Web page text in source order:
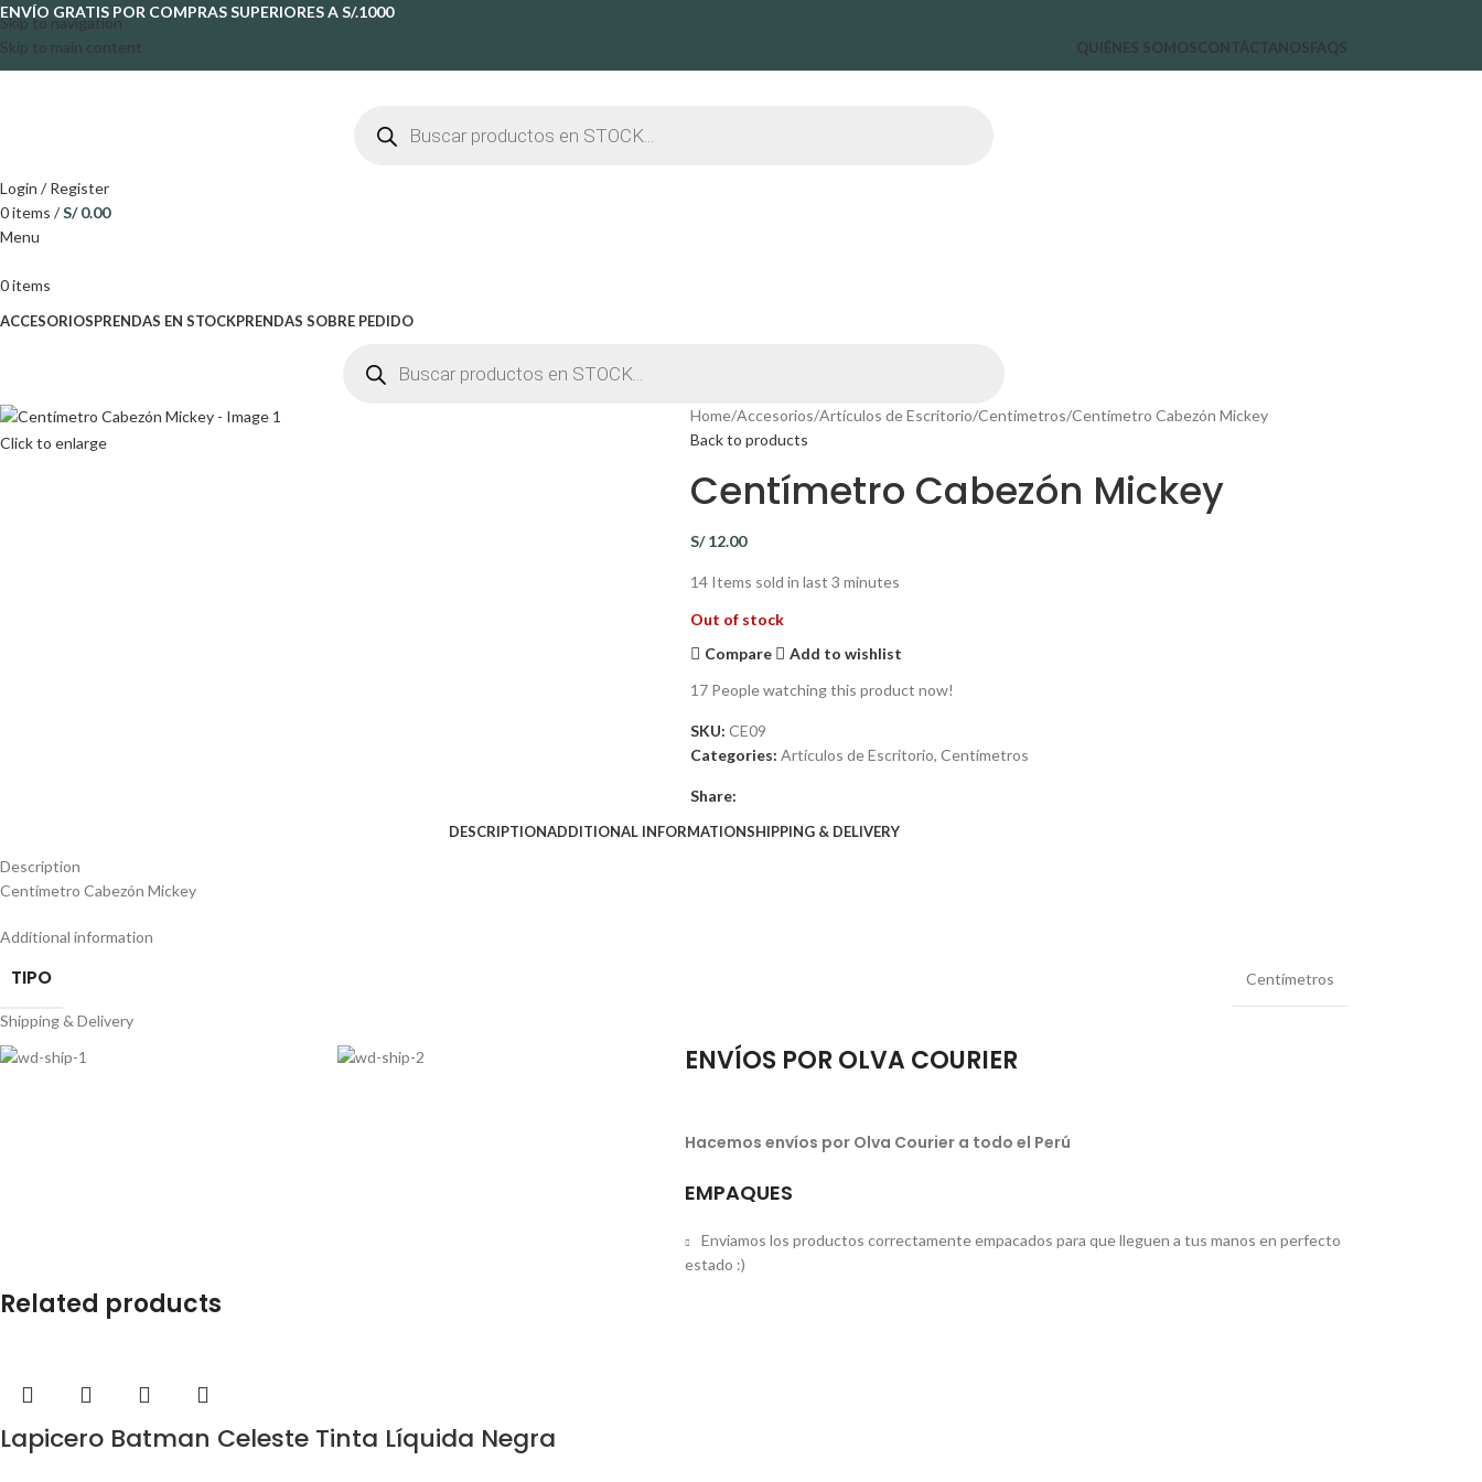
Skip to navigation
Skip to main content
ENVÍO GRATIS POR COMPRAS SUPERIORES A S/.1000
QUIÉNES SOMOSCONTÁCTANOSFAQS
Login / Register
0items /S/0.00
Menu
0items
ACCESORIOSPRENDAS EN STOCKPRENDAS SOBRE PEDIDO
Click to enlarge
Home Accesorios Artículos de Escritorio Centímetros Centímetro Cabezón Mickey
Back to products
Centímetro Cabezón Mickey
S/12.00
14 Items sold in last 3 minutes
Out of stock
Compare
Add to wishlist
17 People watching this product now!
SKU: CE09
Categories: Artículos de Escritorio, Centímetros
Share:
DESCRIPTIONADDITIONAL INFORMATIONSHIPPING & DELIVERY
Description
Centímetro Cabezón Mickey
Additional information
TIPO Centímetros
Shipping & Delivery
ENVÍOS POR OLVA COURIER
Hacemos envíos por Olva Courier a todo el Perú
EMPAQUES
Enviamos los productos correctamente empacados para que lleguen a tus manos en perfecto
estado :)
Related products
Lapicero Batman Celeste Tinta Líquida Negra